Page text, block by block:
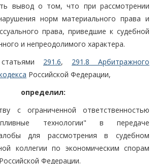
вывод о том, что при рассмотрении
норм материального права и
права, приведшие к судебной
и непреодолимого характера.
статьями 291.6, 291.8 Арбитражного
Российской Федерации,
определил:
с ограниченной ответственностью
технологии" в передаче
для рассмотрения в судебном
коллегии по экономическим спорам
Федерации.